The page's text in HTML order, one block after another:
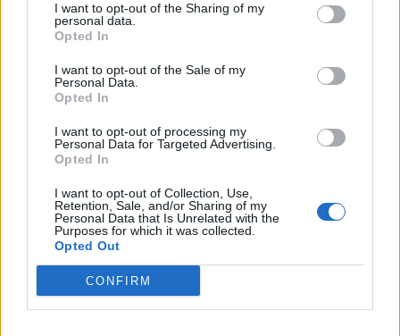
I want to opt-out of the Sharing of my
personal data.
Opted In
I want to opt-out of the Sale of my
Personal Data.
Opted In
I want to opt-out of processing my
Personal Data for Targeted Advertising.
Opted In
I want to opt-out of Collection, Use,
Retention, Sale, and/or Sharing of my
Personal Data that Is Unrelated with the
Purposes for which it was collected.
Opted Out
CONFIRM
SCUOLA
Angela i temi preferiti degli
studenti di Legnano